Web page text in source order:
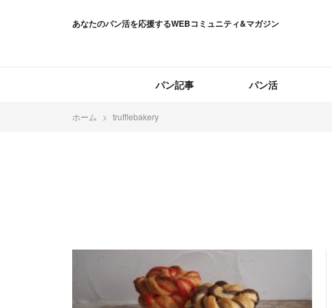
あなたのパン活を応援するWEBコミュニティ&マガジン
パン記事 パン活
ホーム trufflebakery